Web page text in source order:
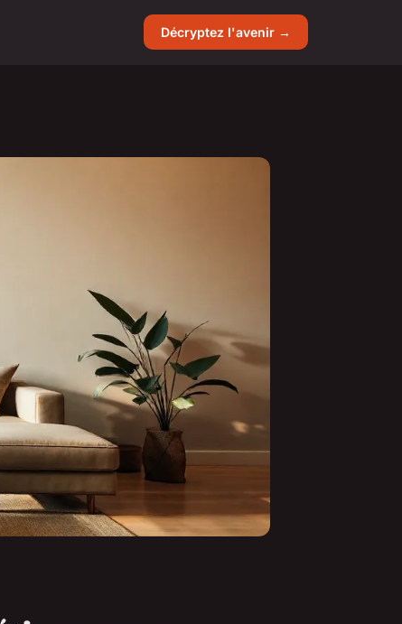
Décryptez l'avenir →